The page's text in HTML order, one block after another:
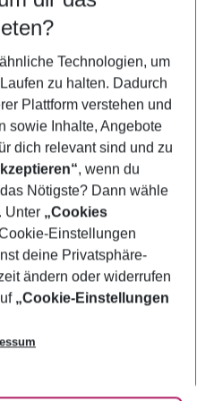
Technologien, um
zu halten. Dadurch
Plattform verstehen und
sowie Inhalte, Angebote
dich relevant sind und zu
, wenn du
Nötigste? Dann wähle
. Unter „Cookies
Einstellungen
deine Privatsphäre-
ändern oder widerrufen
„Cookie-Einstellungen